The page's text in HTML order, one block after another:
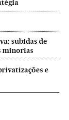
subidas de
minorias
e